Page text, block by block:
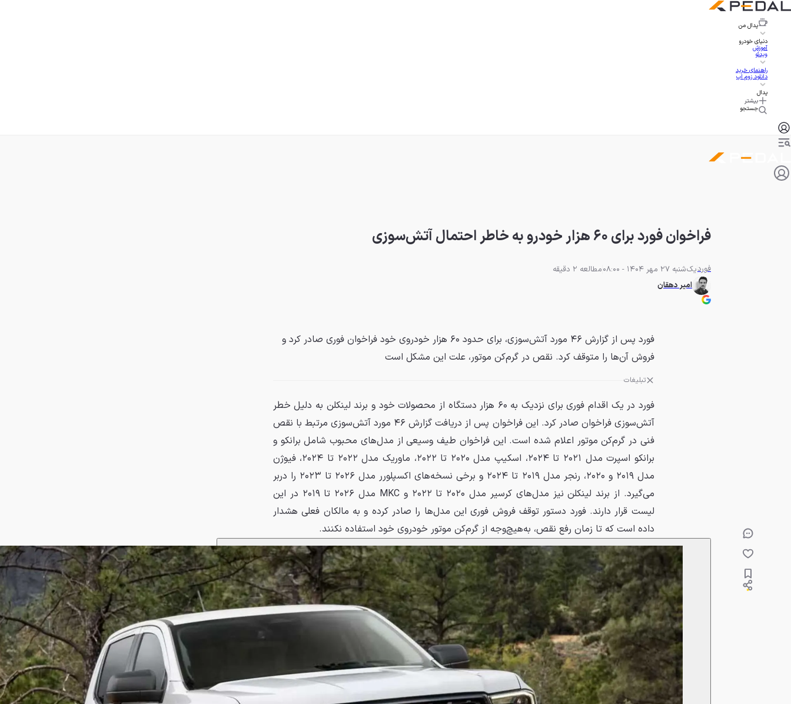
پدال من
دنیای خودرو
آموزش
ویدئو
راهنمای خرید
دانلود زوم اپ
پدال
بیشتر
جستجو
فراخوان فورد برای ۶۰ هزار خودرو به خاطر احتمال آتش‌سوزی
فوردیک‌شنبه 27 مهر 1404 - 08:00
مطالعه 2 دقیقه
امیر دهقان
فورد پس از گزارش ۴۶ مورد آتش‌سوزی، برای حدود ۶۰ هزار خودروی خود فراخوان فوری صادر کرد و
فروش آن‌ها را متوقف کرد. نقص در گرم‌کن موتور، علت این مشکل است
تبلیغات
فورد در یک اقدام فوری برای نزدیک به ۶۰ هزار دستگاه از محصولات خود و برند لینکلن به دلیل خطر
آتش‌سوزی فراخوان صادر کرد. این فراخوان پس از دریافت گزارش ۴۶ مورد آتش‌سوزی مرتبط با نقص
فنی در گرم‌کن موتور اعلام شده است. این فراخوان طیف وسیعی از مدل‌های محبوب شامل برانکو و
برانکو اسپرت مدل ۲۰۲۱ تا ۲۰۲۴، اسکیپ مدل ۲۰۲۰ تا ۲۰۲۲، ماوریک مدل ۲۰۲۲ تا ۲۰۲۴، فیوژن
مدل ۲۰۱۹ و ۲۰۲۰، رنجر مدل ۲۰۱۹ تا ۲۰۲۴ و برخی نسخه‌های اکسپلورر مدل ۲۰۲۶ تا ۲۰۲۳ را دربر
می‌گیرد. از برند لینکلن نیز مدل‌های کرسیر مدل ۲۰۲۰ تا ۲۰۲۲ و MKC مدل ۲۰۲۶ تا ۲۰۱۹ در این
لیست قرار دارند. فورد دستور توقف فروش فوری این مدل‌ها را صادر کرده و به مالکان فعلی هشدار
داده است که تا زمان رفع نقص، به‌هیچ‌وجه از گرم‌کن موتور خودروی خود استفاده نکنند.